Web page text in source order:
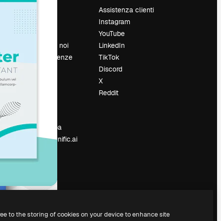
Prezzi
Chi siamo
Recensioni
Lavora con noi
Cerca tendenze
Sala stampa
Cerchi magnific.ai
Assistenza clienti
Instagram
YouTube
LinkedIn
TikTok
Discord
X
Reddit
to the storing of cookies on your device to enhance site